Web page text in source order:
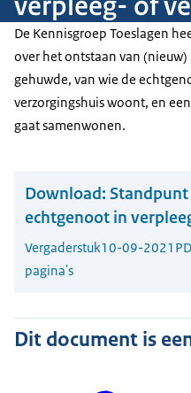
De Kennisgroep Toeslagen
over het ontstaan van
gehuwde, van wie de
verzorgingshuis woont, en
gaat samenwonen.
Download:
echtgenoot in
Vergaderstuk10-09-2021
pagina's
Dit document is